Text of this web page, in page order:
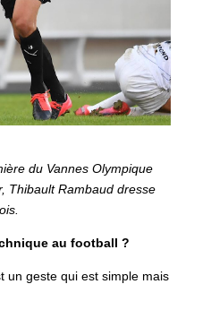
du Vannes Olympique
Thibault Rambaud dresse
au football ?
un geste qui est simple mais